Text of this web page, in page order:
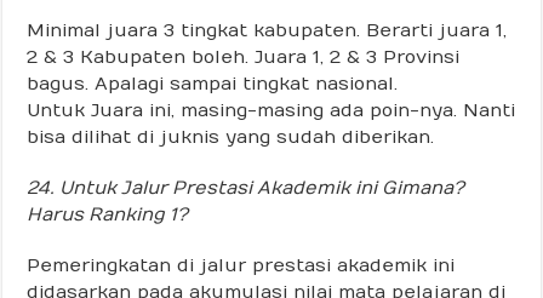
Minimal juara 3 tingkat kabupaten. Berarti juara 1,
2 & 3 Kabupaten boleh. Juara 1, 2 & 3 Provinsi
bagus. Apalagi sampai tingkat nasional.
Untuk Juara ini, masing-masing ada poin-nya. Nanti
bisa dilihat di juknis yang sudah diberikan.
24. Untuk Jalur Prestasi Akademik ini Gimana?
Harus Ranking 1?
Pemeringkatan di jalur prestasi akademik ini
didasarkan pada akumulasi nilai mata pelajaran di